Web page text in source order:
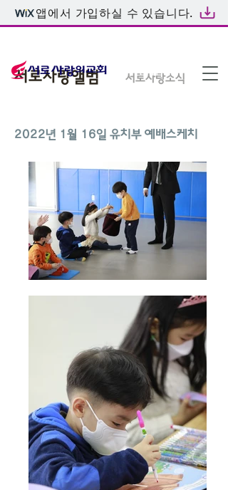
앱에서 가입하실 수 있습니다.
온라인예배
서로사랑앨범 서로사랑소식
​2022년 1월 16일 유치부 예배스케치